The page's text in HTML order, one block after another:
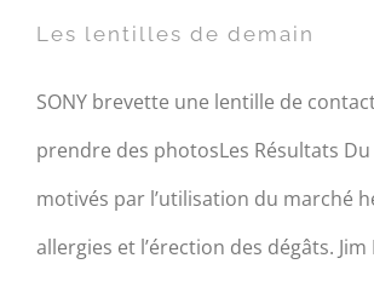
Les lentilles de demain
SONY brevette une lentille de
prendre des photosLes Résultats
motivés par l’utilisation du marché
allergies et l’érection des dégâts.